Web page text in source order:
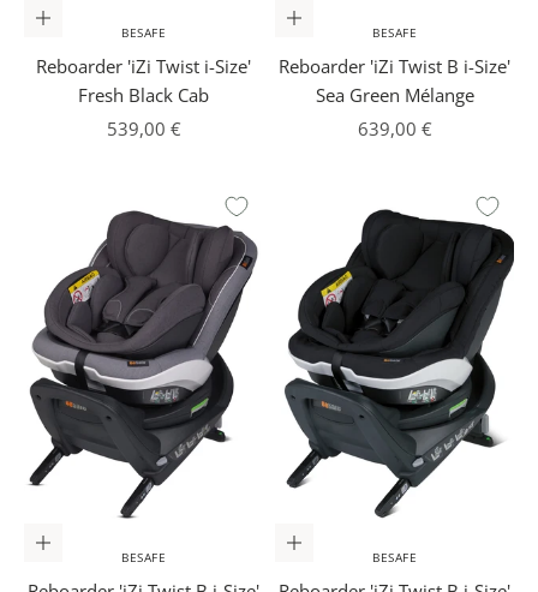
In den Warenkorb
BESAFE
Reboarder 'iZi Twist i-Size'
Fresh Black Cab
Angebot
539,00 €
In den Warenkorb
BESAFE
Reboarder 'iZi Twist B i-Size'
Sea Green Mélange
Angebot
639,00 €
In den Warenkorb
BESAFE In den Warenkorb
BESAFE